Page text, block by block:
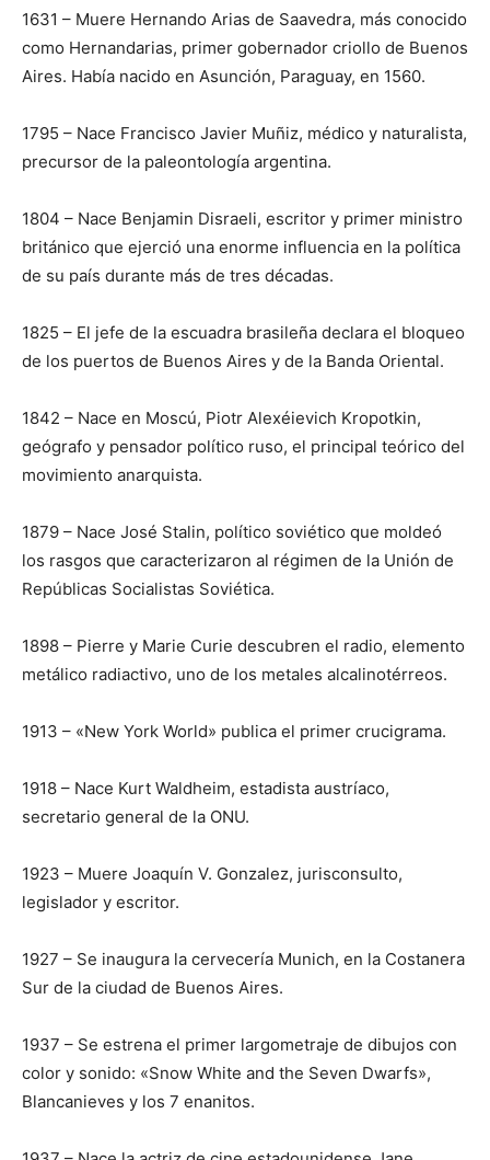
1631 – Muere Hernando Arias de Saavedra, más conocido
como Hernandarias, primer gobernador criollo de Buenos
Aires. Había nacido en Asunción, Paraguay, en 1560.
1795 – Nace Francisco Javier Muñiz, médico y naturalista,
precursor de la paleontología argentina.
1804 – Nace Benjamin Disraeli, escritor y primer ministro
británico que ejerció una enorme influencia en la política
de su país durante más de tres décadas.
1825 – El jefe de la escuadra brasileña declara el bloqueo
de los puertos de Buenos Aires y de la Banda Oriental.
1842 – Nace en Moscú, Piotr Alexéievich Kropotkin,
geógrafo y pensador político ruso, el principal teórico del
movimiento anarquista.
1879 – Nace José Stalin, político soviético que moldeó
los rasgos que caracterizaron al régimen de la Unión de
Repúblicas Socialistas Soviética.
1898 – Pierre y Marie Curie descubren el radio, elemento
metálico radiactivo, uno de los metales alcalinotérreos.
1913 – «New York World» publica el primer crucigrama.
1918 – Nace Kurt Waldheim, estadista austríaco,
secretario general de la ONU.
1923 – Muere Joaquín V. Gonzalez, jurisconsulto,
legislador y escritor.
1927 – Se inaugura la cervecería Munich, en la Costanera
Sur de la ciudad de Buenos Aires.
1937 – Se estrena el primer largometraje de dibujos con
color y sonido: «Snow White and the Seven Dwarfs»,
Blancanieves y los 7 enanitos.